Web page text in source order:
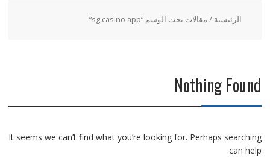
الرئيسية / مقالات تحت الوسم “sg casino app”
Nothing Found
It seems we can’t find what you’re looking for. Perhaps searching
can help.